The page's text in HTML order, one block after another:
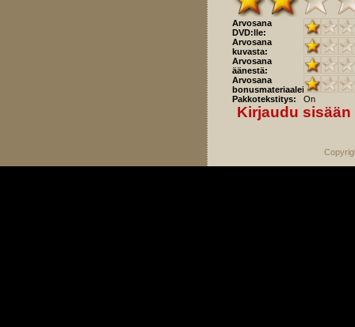
Arvosana
DVD:lle:
Arvosana
kuvasta:
Arvosana
äänestä:
Arvosana
bonusmateriaaleista:
Pakkotekstitys:
On
Kirjaudu sisään